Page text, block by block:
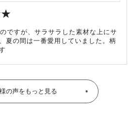
ですが、サラサラした素材な上にサ
夏の間は一番愛用していました。柄
の声をもっと見る